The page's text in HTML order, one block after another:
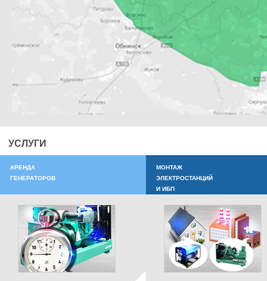
УСЛУГИ
АРЕНДА
ГЕНЕРАТОРОВ
МОНТАЖ
ЭЛЕКТРОСТАНЦИЙ
И ИБП